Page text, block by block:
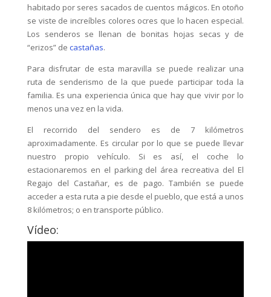
habitado por seres sacados de cuentos mágicos. En otoño
se viste de increíbles colores ocres que lo hacen especial.
Los senderos se llenan de bonitas hojas secas y de
“erizos” de castañas.
Para disfrutar de esta maravilla se puede realizar una
ruta de senderismo de la que puede participar toda la
familia. Es una experiencia única que hay que vivir por lo
menos una vez en la vida.
El recorrido del sendero es de 7 kilómetros
aproximadamente. Es circular por lo que se puede llevar
nuestro propio vehículo. Si es así, el coche lo
estacionaremos en el parking del área recreativa del El
Regajo del Castañar, es de pago. También se puede
acceder a esta ruta a pie desde el pueblo, que está a unos
8 kilómetros; o en transporte público.
Vídeo: